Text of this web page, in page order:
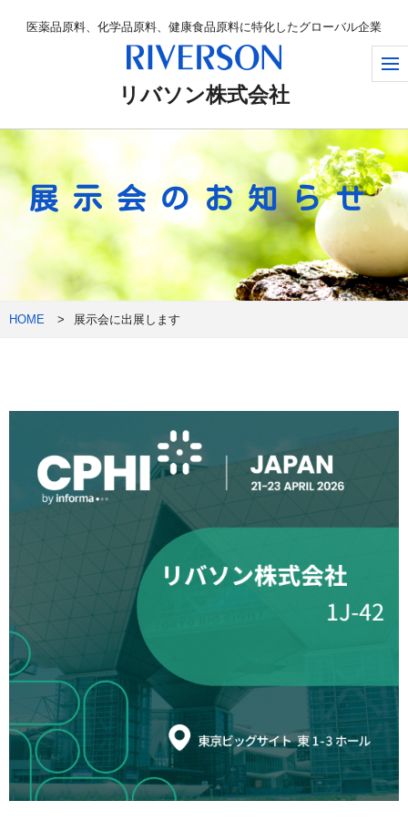
医薬品原料、化学品原料、健康食品原料に特化したグローバル企業
リバソン株式会社
展示会のお知らせ
HOME 展示会に出展します